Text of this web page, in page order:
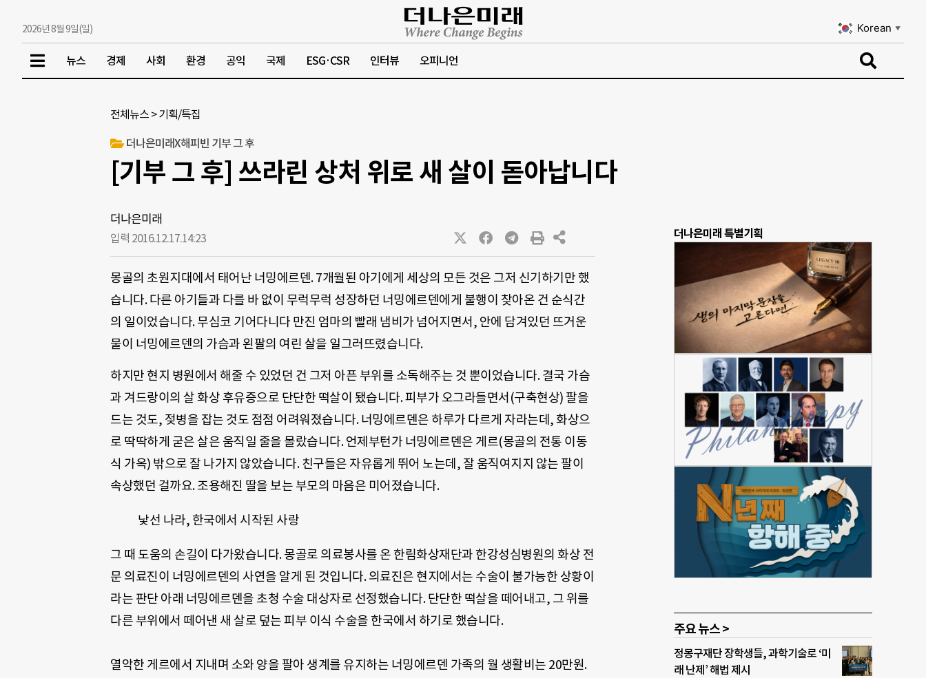
2026년 8월 9일(일) Korean ▼
뉴스 경제 사회 환경 공익 국제 ESG·CSR 인터뷰 오피니언
전체뉴스 >기획/특집
더나은미래X해피빈 기부 그 후
[기부 그 후] 쓰라린 상처 위로 새 살이 돋아납니다
더나은미래
입력 2016.12.17.14:23
몽골의 초원지대에서 태어난 너밍에르덴. 7개월된 아기에게 세상의 모든 것은 그저 신기하기만 했
습니다. 다른 아기들과 다를 바 없이 무럭무럭 성장하던 너밍에르덴에게 불행이 찾아온 건 순식간
의 일이었습니다. 무심코 기어다니다 만진 엄마의 빨래 냄비가 넘어지면서, 안에 담겨있던 뜨거운
물이 너밍에르덴의 가슴과 왼팔의 여린 살을 일그러뜨렸습니다.
하지만 현지 병원에서 해줄 수 있었던 건 그저 아픈 부위를 소독해주는 것 뿐이었습니다. 결국 가슴
과 겨드랑이의 살 화상 후유증으로 단단한 떡살이 됐습니다. 피부가 오그라들면서(구축현상) 팔을
드는 것도, 젖병을 잡는 것도 점점 어려워졌습니다. 너밍에르덴은 하루가 다르게 자라는데, 화상으
로 딱딱하게 굳은 살은 움직일 줄을 몰랐습니다. 언제부턴가 너밍에르덴은 게르(몽골의 전통 이동
식 가옥) 밖으로 잘 나가지 않았습니다. 친구들은 자유롭게 뛰어 노는데, 잘 움직여지지 않는 팔이
속상했던 걸까요. 조용해진 딸을 보는 부모의 마음은 미어졌습니다.
낯선 나라, 한국에서 시작된 사랑
그 때 도움의 손길이 다가왔습니다.몽골로 의료봉사를 온 한림화상재단과 한강성심병원의 화상 전
문 의료진이 너밍에르덴의 사연을 알게 된 것입니다.의료진은 현지에서는 수술이 불가능한 상황이
라는 판단 아래 너밍에르덴을 초청 수술 대상자로 선정했습니다.단단한 떡살을 떼어내고, 그 위를
다른 부위에서 떼어낸 새 살로 덮는 피부 이식 수술을 한국에서 하기로 했습니다.
열악한 게르에서 지내며 소와 양을 팔아 생계를 유지하는 너밍에르덴 가족의 월 생활비는 20만원.
더나은미래 특별기획
주요 뉴스 >
정몽구재단 장학생들, 과학기술로 ‘미
래 난제’ 해법 제시